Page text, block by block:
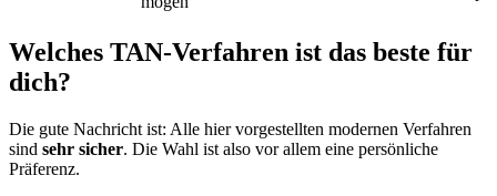
Welches TAN-Verfahren ist das beste für
dich?
Die gute Nachricht ist: Alle hier vorgestellten modernen Verfahren
sind sehr sicher. Die Wahl ist also vor allem eine persönliche
Präferenz.